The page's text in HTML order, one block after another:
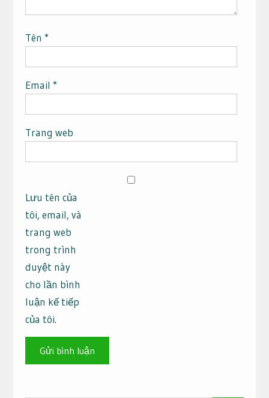
Tên *
Email *
Trang web
Lưu tên của
tôi, email, và
trang web
trong trình
duyệt này
cho lần bình
luận kế tiếp
của tôi.